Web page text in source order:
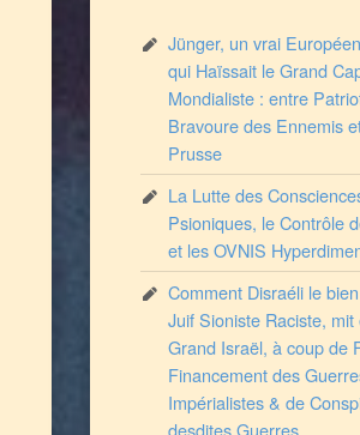
Jünger, un vrai
qui Haïssait le Grand
Mondialiste : entre
Bravoure des Ennemis
Prusse
La Lutte des
Psioniques, le Contrôle
et les OVNIS
Comment Disraéli le
Juif Sioniste Raciste,
Grand Israël, à coup de
Financement des
Impérialistes & de